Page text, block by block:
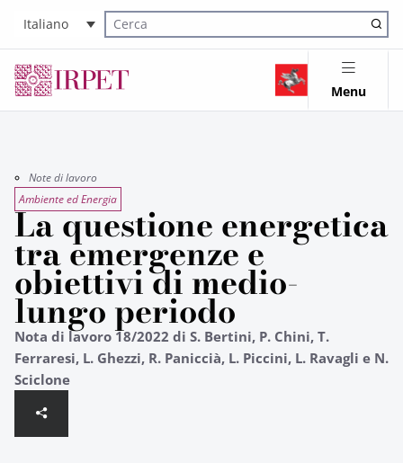
Italiano
Cerca nel sito
Menu
Note di lavoro
Ambiente ed Energia
La questione energetica
tra emergenze e
obiettivi di medio-
lungo periodo
Nota di lavoro 18/2022 di S. Bertini, P. Chini, T.
Ferraresi, L. Ghezzi, R. Paniccià, L. Piccini, L. Ravagli e N.
Sciclone